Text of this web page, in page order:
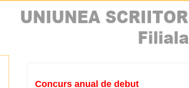
Concurs anual de debut